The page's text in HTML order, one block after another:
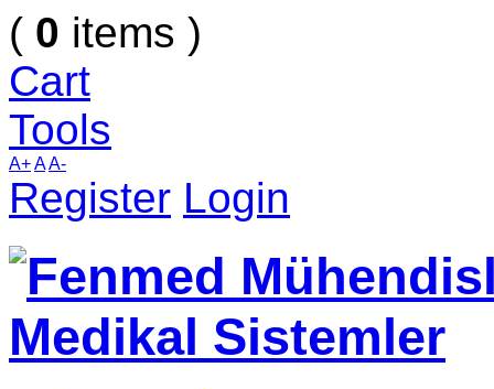
( 0 items )
Cart
Tools
A+AA-
Register Login